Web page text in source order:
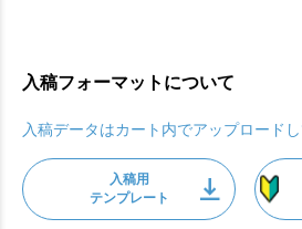
入稿フォーマットについて
入稿データはカート内でアップロードし
入稿用
テンプレート